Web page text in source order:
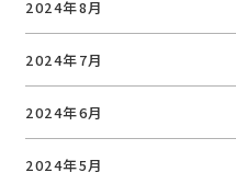
2024年8月
2024年7月
2024年6月
2024年5月